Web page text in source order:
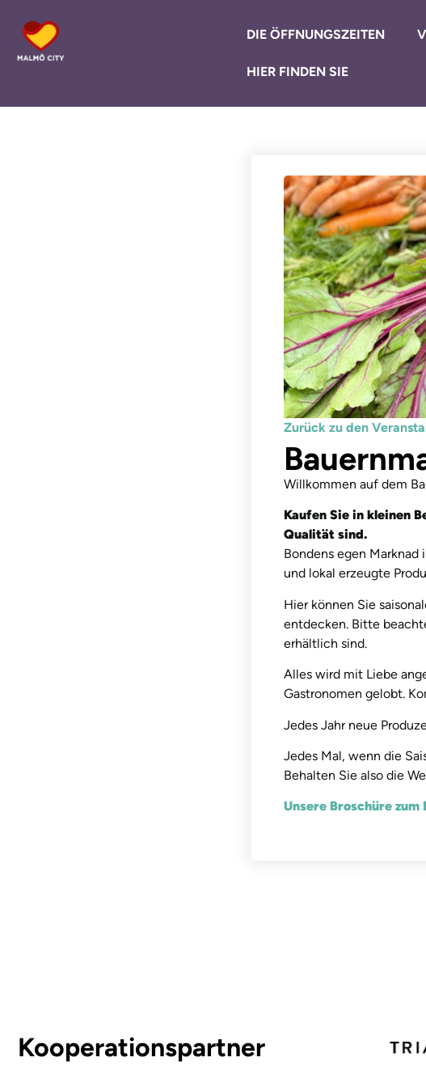
DIE ÖFFNUNGSZEITEN
HIER FINDEN SIE
Zurück zu den
Willkommen auf dem
Kaufen Sie in kleinen
Qualität sind.
Bondens egen
und lokal erzeugte
Hier können Sie
entdecken. Bitte
erhältlich sind.
Alles wird mit Liebe
Gastronomen gelobt.
Jedes Jahr neue
Jedes Mal, wenn die
Behalten Sie also die
Unsere Broschüre
Kooperationspartner